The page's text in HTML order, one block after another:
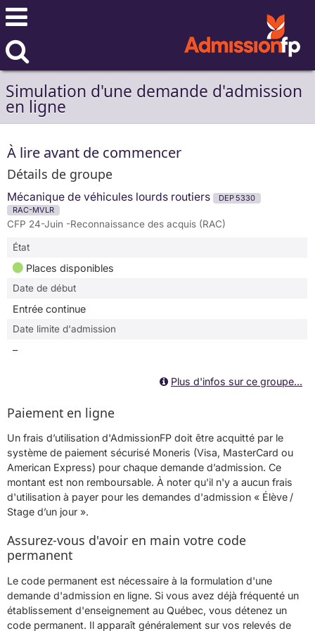
Simulation d'une demande d'admission
en ligne
À lire avant de commencer
Détails de groupe
Mécanique de véhicules lourds routiers
DEP 5330
RAC-MVLR
CFP 24-Juin -Reconnaissance des acquis (RAC)
État
Places disponibles
Date de début
Entrée continue
Date limite d'admission
–
Plus d'infos sur ce groupe...
Paiement en ligne
Un frais d’utilisation d'AdmissionFP doit être acquitté par le
système de paiement sécurisé Moneris (Visa, MasterCard ou
American Express) pour chaque demande d’admission. Ce
montant est non remboursable. À noter qu'il n'y a aucun frais
d'utilisation à payer pour les demandes d'admission « Élève /
Stage d’un jour ».
Assurez-vous d'avoir en main votre code
permanent
Le code permanent est nécessaire à la formulation d'une
demande d'admission en ligne. Si vous avez déjà fréquenté un
établissement d'enseignement au Québec, vous détenez un
code permanent. Il apparaît généralement sur vos relevés de